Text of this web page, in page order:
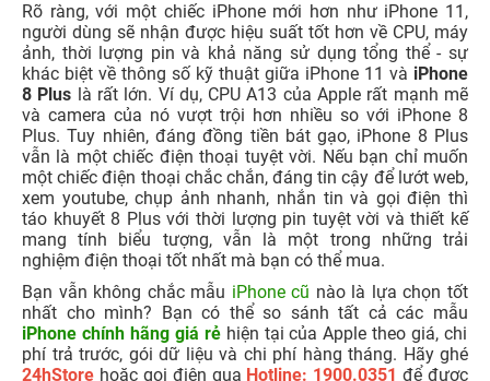
Rõ ràng, với một chiếc iPhone mới hơn như iPhone 11,
người dùng sẽ nhận được hiệu suất tốt hơn về CPU, máy
ảnh, thời lượng pin và khả năng sử dụng tổng thể - sự
khác biệt về thông số kỹ thuật giữa iPhone 11 và iPhone
8 Plus là rất lớn. Ví dụ, CPU A13 của Apple rất mạnh mẽ
và camera của nó vượt trội hơn nhiều so với iPhone 8
Plus. Tuy nhiên, đáng đồng tiền bát gạo, iPhone 8 Plus
vẫn là một chiếc điện thoại tuyệt vời. Nếu bạn chỉ muốn
một chiếc điện thoại chắc chắn, đáng tin cậy để lướt web,
xem youtube, chụp ảnh nhanh, nhắn tin và gọi điện thì
táo khuyết 8 Plus với thời lượng pin tuyệt vời và thiết kế
mang tính biểu tượng, vẫn là một trong những trải
nghiệm điện thoại tốt nhất mà bạn có thể mua.
Bạn vẫn không chắc mẫu iPhone cũ nào là lựa chọn tốt
nhất cho mình? Bạn có thể so sánh tất cả các mẫu
iPhone chính hãng giá rẻ hiện tại của Apple theo giá, chi
phí trả trước, gói dữ liệu và chi phí hàng tháng. Hãy ghé
24hStore hoặc gọi điện qua Hotline: 1900.0351 để được